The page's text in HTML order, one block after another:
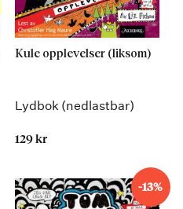
Kule opplevelser (liksom)
Lydbok (nedlastbar)
129 kr
-13%